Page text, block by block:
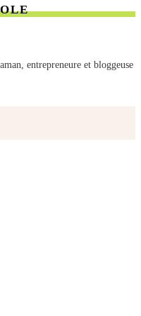
entrepreneure et bloggeuse